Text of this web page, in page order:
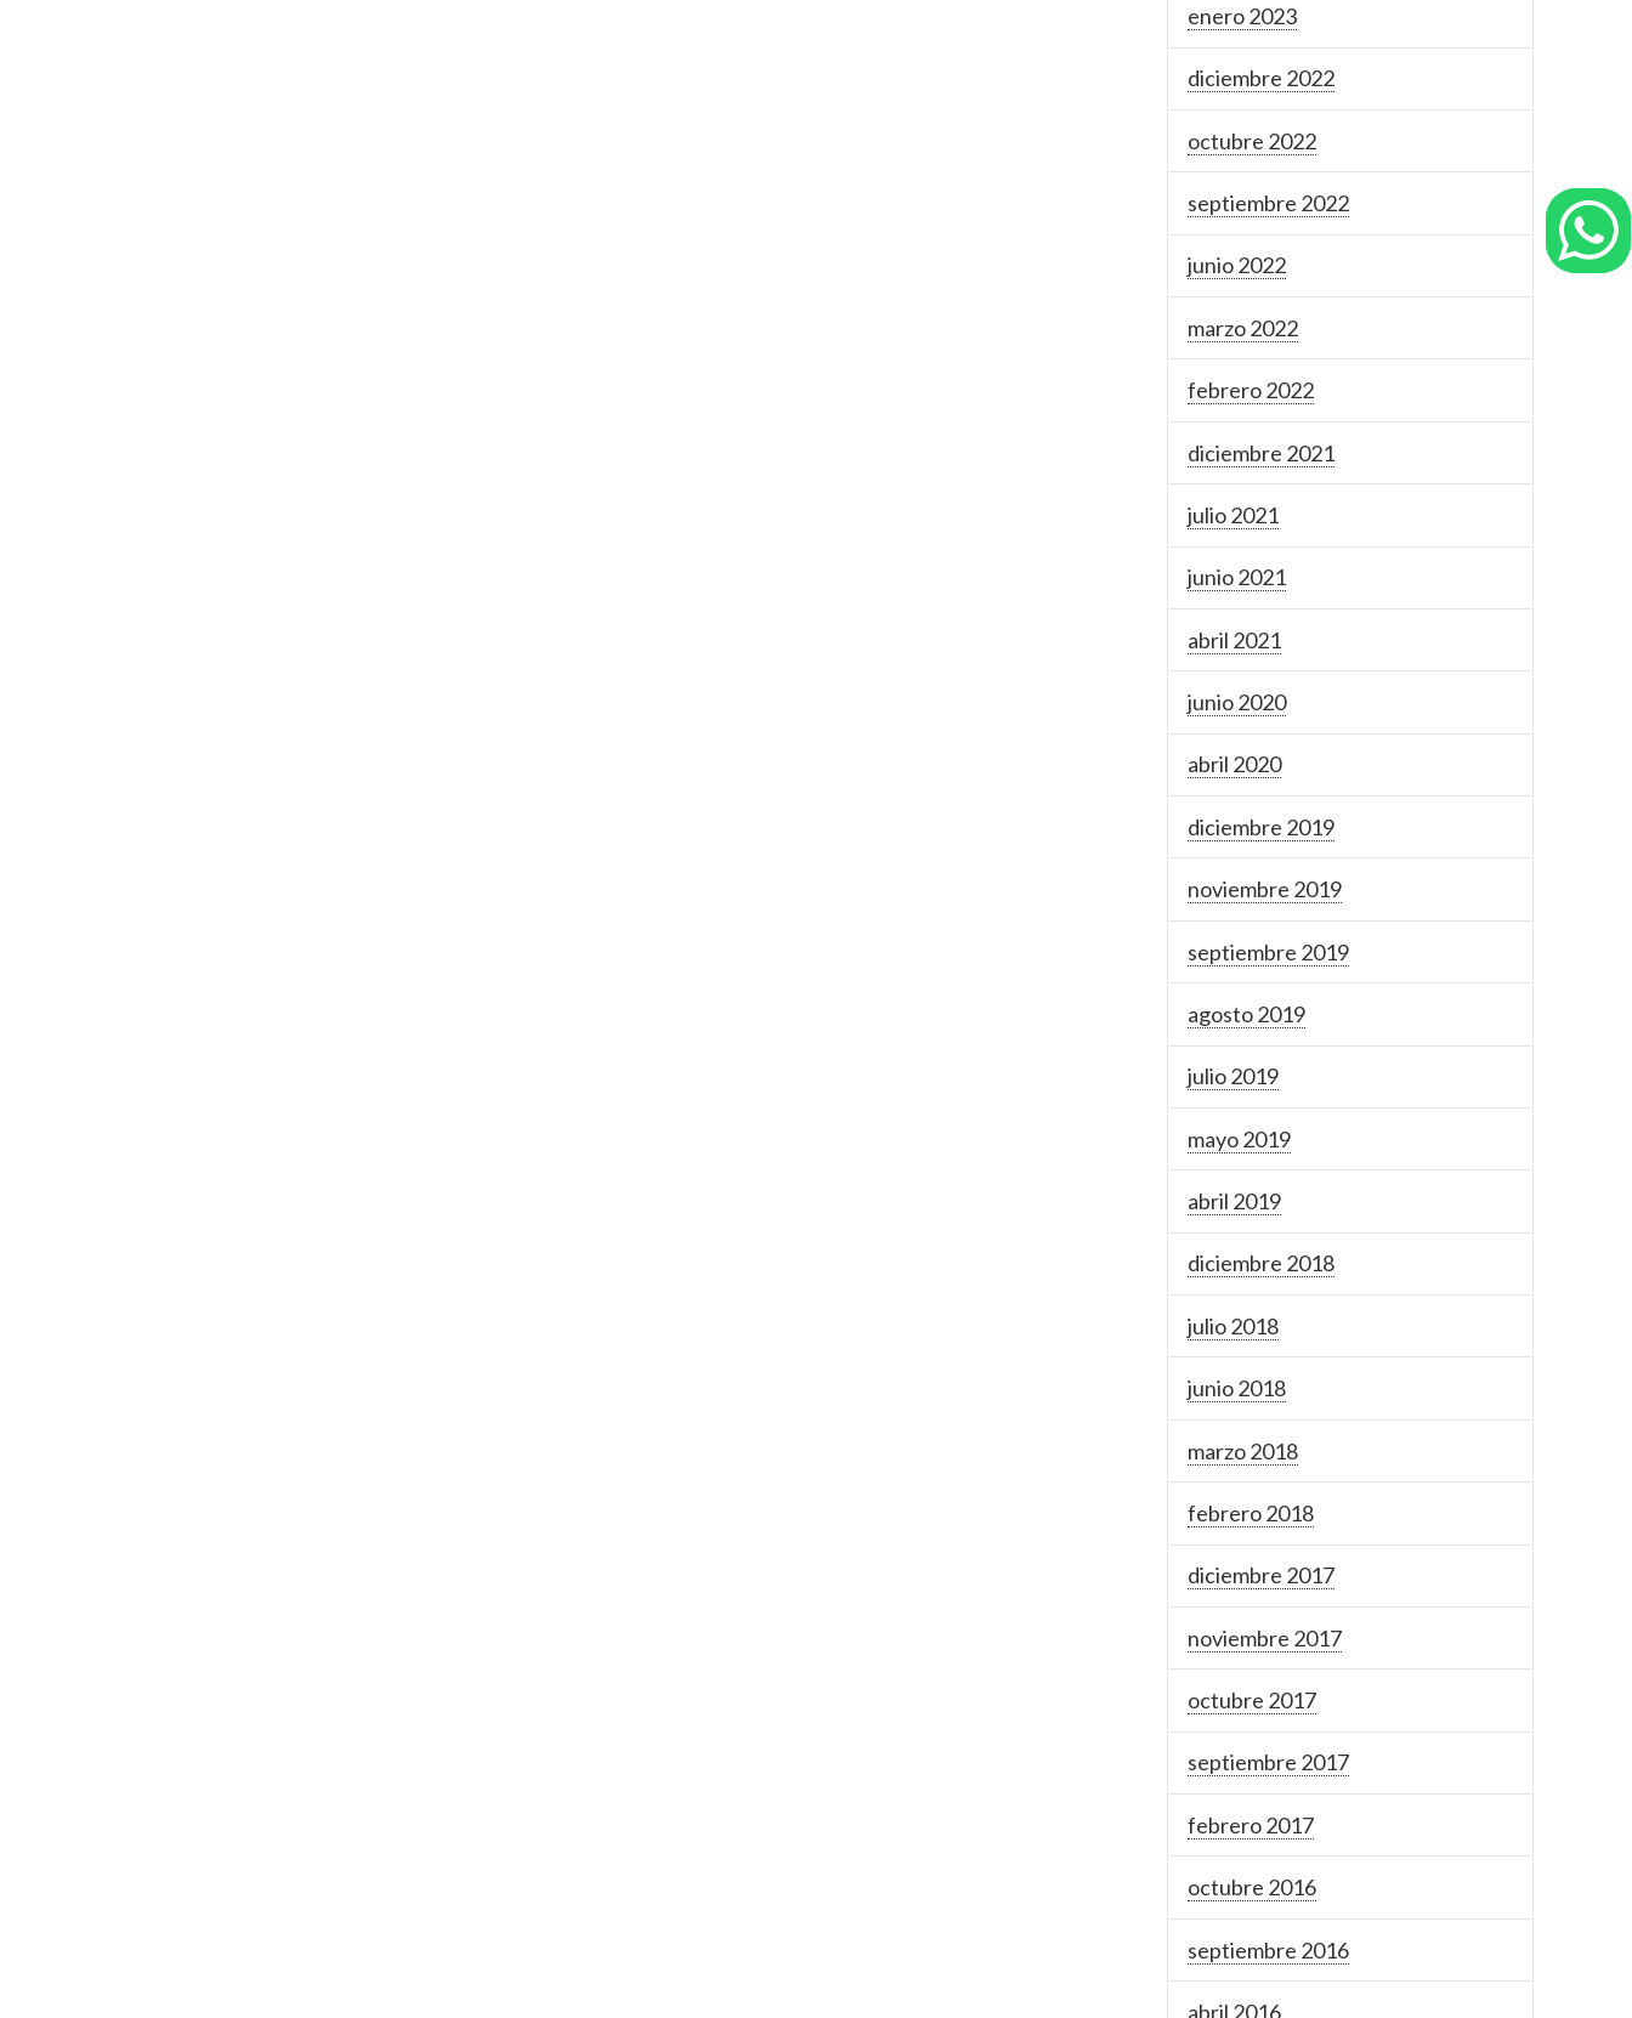
enero 2023
diciembre 2022
octubre 2022
septiembre 2022
junio 2022
marzo 2022
febrero 2022
diciembre 2021
julio 2021
junio 2021
abril 2021
junio 2020
abril 2020
diciembre 2019
noviembre 2019
septiembre 2019
agosto 2019
julio 2019
mayo 2019
abril 2019
diciembre 2018
julio 2018
junio 2018
marzo 2018
febrero 2018
diciembre 2017
noviembre 2017
octubre 2017
septiembre 2017
febrero 2017
octubre 2016
septiembre 2016
abril 2016